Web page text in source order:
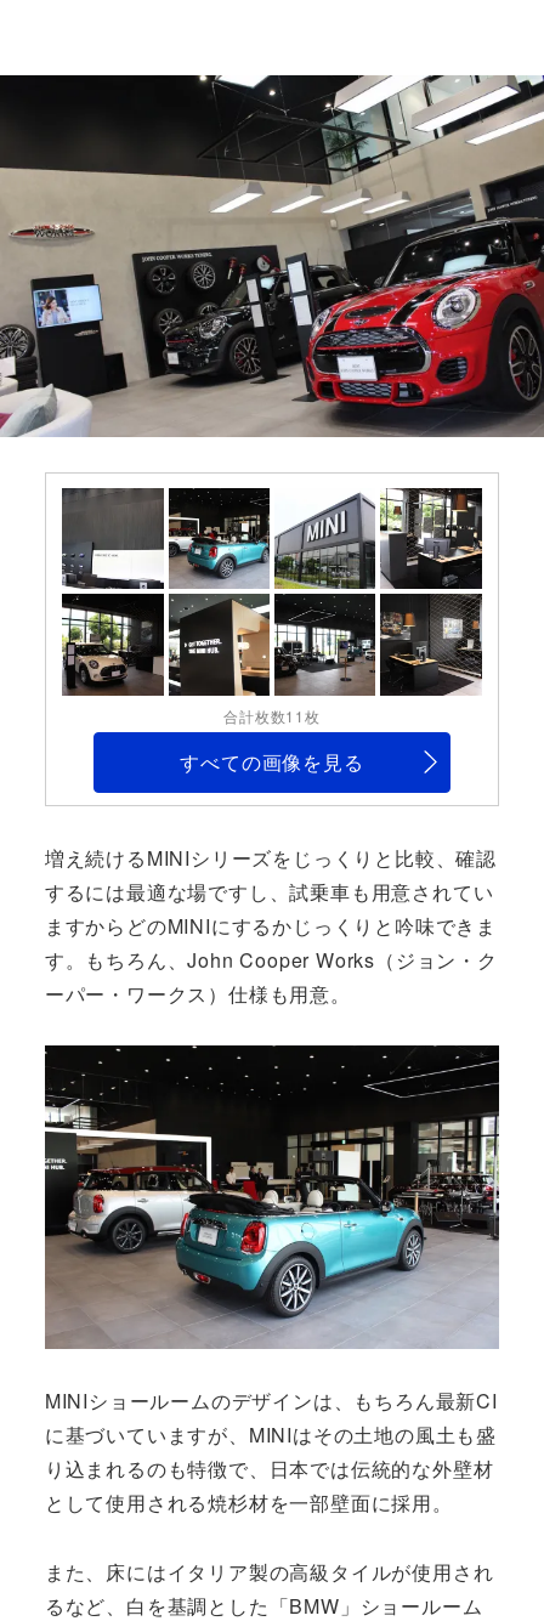
合計枚数11枚
すべての画像を見る
増え続けるMINIシリーズをじっくりと比較、確認
するには最適な場ですし、試乗車も用意されてい
ますからどのMINIにするかじっくりと吟味できま
す。もちろん、John Cooper Works（ジョン・ク
ーパー・ワークス）仕様も用意。
MINIショールームのデザインは、もちろん最新CI
に基づいていますが、MINIはその土地の風土も盛
り込まれるのも特徴で、日本では伝統的な外壁材
として使用される焼杉材を一部壁面に採用。
また、床にはイタリア製の高級タイルが使用され
るなど、白を基調とした「BMW」ショールーム